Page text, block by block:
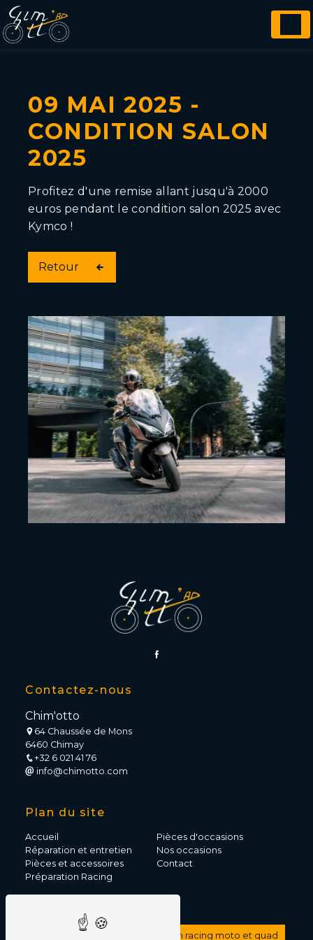
09 MAI 2025 -
CONDITION SALON
2025
Profitez d'une remise allant jusqu'à 2000
euros pendant le condition salon 2025 avec
Kymco !
Retour
Contactez-nous
Chim'otto
64 Chaussée de Mons
6460 Chimay
+32 6 021 41 76
info@chimotto.com
Plan du site
Accueil
Réparation et entretien
Pièces et accessoires
Préparation Racing
Pièces d'occasions
Nos occasions
Contact
Préparation racing moto et quad
Panneau de gestion des cookies